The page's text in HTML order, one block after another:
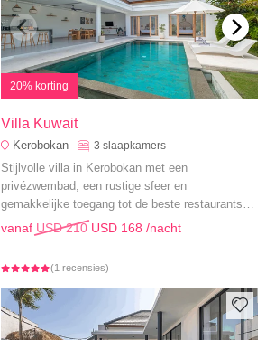
20% korting
Villa Kuwait
Kerobokan 3slaapkamers
Stijlvolle villa in Kerobokan met een
privézwembad, een rustige sfeer en
gemakkelijke toegang tot de beste restaurants,
winkels en bezienswaardigheden van Seminyak.
vanaf USD 210 USD 168 /nacht
(1 recensies)